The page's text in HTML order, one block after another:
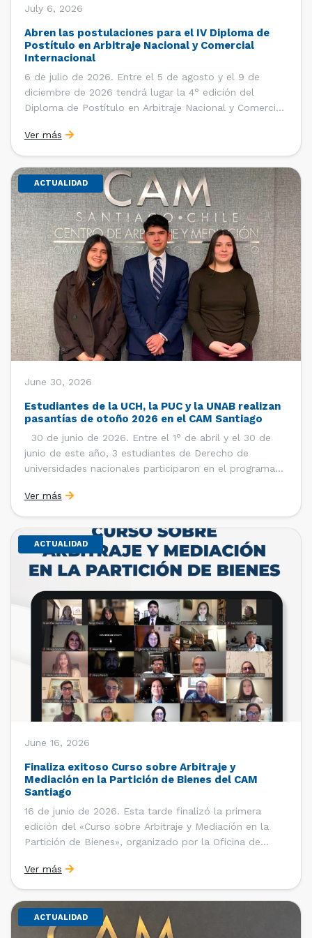
July 6, 2026
Abren las postulaciones para el IV Diploma de
Postítulo en Arbitraje Nacional y Comercial
Internacional
6 de julio de 2026. Entre el 5 de agosto y el 9 de
diciembre de 2026 tendrá lugar la 4° edición del
Diploma de Postítulo en Arbitraje Nacional y Comercial
Derecho Internacional de la Facultad de Derecho de la
Universidad de Chile y […]
Ver más
ACTUALIDAD
June 30, 2026
Estudiantes de la UCH, la PUC y la UNAB realizan
pasantías de otoño 2026 en el CAM Santiago
30 de junio de 2026. Entre el 1° de abril y el 30 de
junio de este año, 3 estudiantes de Derecho de
universidades nacionales participaron en el programa
de la Cámara de Comercio de Santiago (CCS). Así, se
realizaron […]
Ver más
ACTUALIDAD
June 16, 2026
Finaliza exitoso Curso sobre Arbitraje y
Mediación en la Partición de Bienes del CAM
Santiago
16 de junio de 2026. Esta tarde finalizó la primera
edición del «Curso sobre Arbitraje y Mediación en la
Partición de Bienes», organizado por la Oficina de
Arbitraje y Mediación (CAM) de la Cámara de Comercio
de Santiago (CCS). El curso contó con […]
Ver más
ACTUALIDAD